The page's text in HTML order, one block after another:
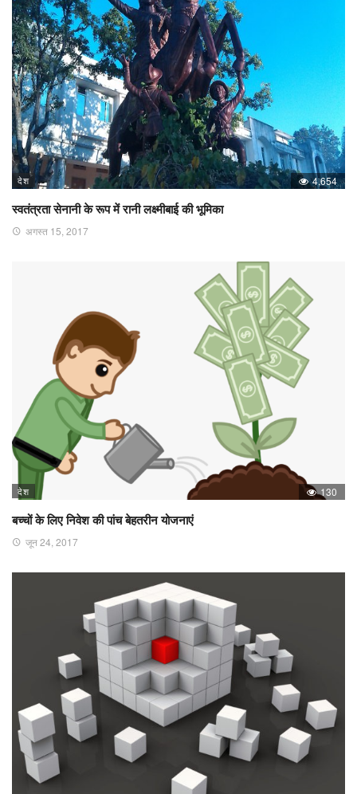
देश 4,654
स्वतंत्रता सेनानी के रूप में रानी लक्ष्मीबाई की भूमिका
अगस्त 15, 2017
देश 130
बच्चों के लिए निवेश की पांच बेहतरीन योजनाएं
जून 24, 2017